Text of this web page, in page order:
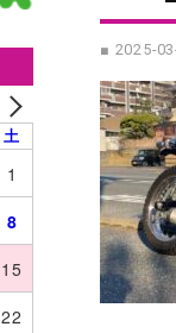
土
1
8
15
22
■ 2025-